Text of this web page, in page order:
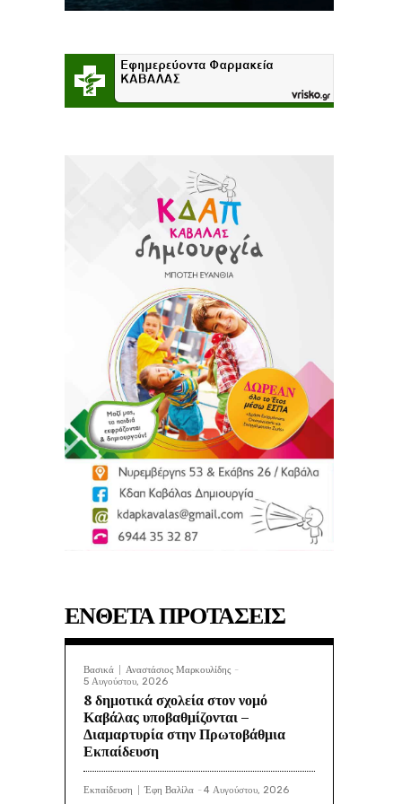
ΕΝΘΕΤΑ ΠΡΟΤΑΣΕΙΣ
Βασικά Αναστάσιος Μαρκουλίδης -
5 Αυγούστου, 2026
8 δημοτικά σχολεία στον νομό
Καβάλας υποβαθμίζονται –
Διαμαρτυρία στην Πρωτοβάθμια
Εκπαίδευση
Εκπαίδευση Έφη Βαλίλα - 4 Αυγούστου, 2026